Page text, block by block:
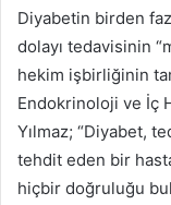
Diyabetin birden
dolayı tedavisinin
hekim işbirliğinin
Endokrinoloji ve İç
Yılmaz; “Diyabet,
tehdit eden bir
hiçbir doğruluğu